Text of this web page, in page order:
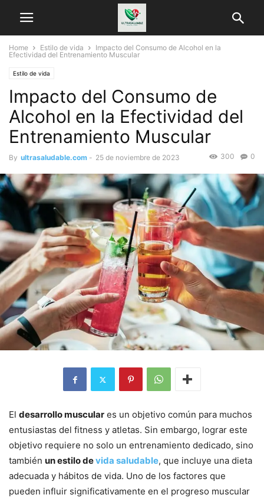
Home Estilo de vida
Impacto del Consumo de Alcohol en la
Efectividad del Entrenamiento Muscular
Estilo de vida
Impacto del Consumo de
Alcohol en la Efectividad del
Entrenamiento Muscular
By ultrasaludable.com - 25 de noviembre de 2023 0
300
El desarrollo muscular es un objetivo común para muchos
entusiastas del fitness y atletas. Sin embargo, lograr este
objetivo requiere no solo un entrenamiento dedicado, sino
también un estilo devida saludable, que incluye una dieta
adecuada y hábitos de vida. Uno de los factores que
pueden influir significativamente en el progreso muscular